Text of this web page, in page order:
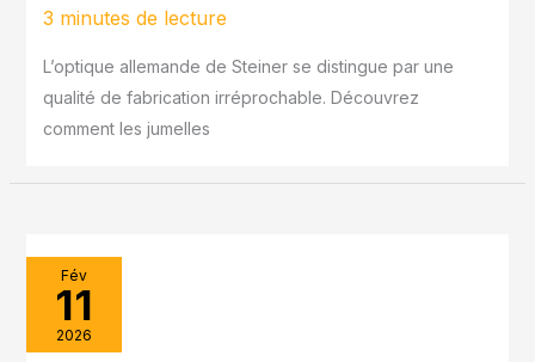
3 minutes de lecture
L’optique allemande de Steiner se distingue par une
qualité de fabrication irréprochable. Découvrez
comment les jumelles
Fév
11
2026